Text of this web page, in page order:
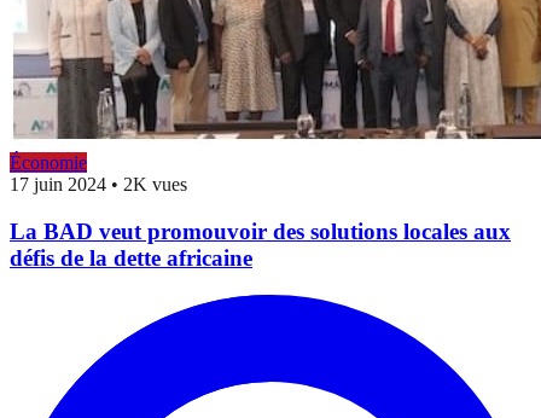
Économie
17 juin 2024 • 2K vues
La BAD veut promouvoir des solutions locales aux
défis de la dette africaine